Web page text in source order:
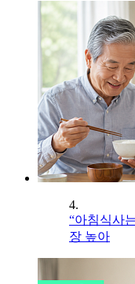
4.
“아침식사
장 높아